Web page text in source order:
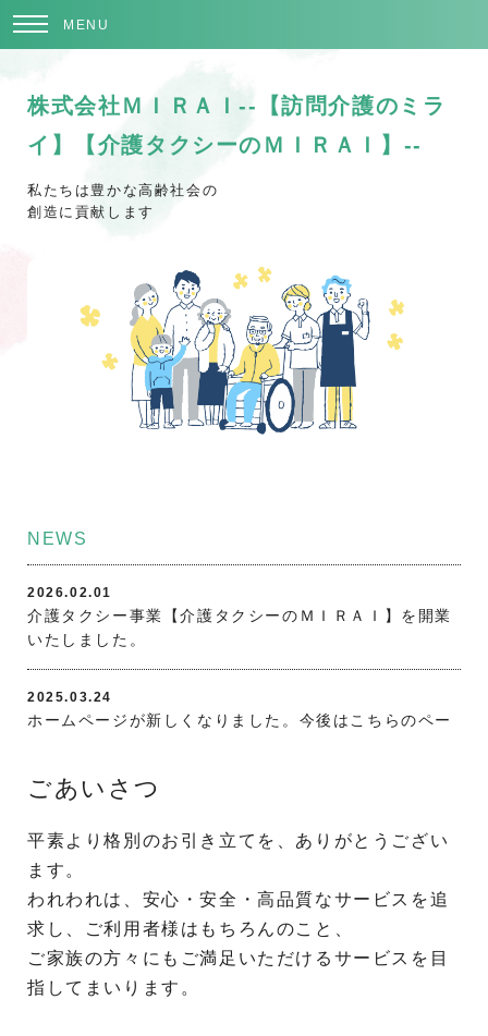
MENU
株式会社ＭＩＲＡＩ--【訪問介護のミラ
イ】【介護タクシーのＭＩＲＡＩ】--
私たちは豊かな高齢社会の
創造に貢献します
NEWS
2026.02.01
介護タクシー事業【介護タクシーのＭＩＲＡＩ】を開業
いたしました。
2025.03.24
ホームページが新しくなりました。今後はこちらのペー
ごあいさつ
平素より格別のお引き立てを、ありがとうござい
ます。
われわれは、安心・安全・高品質なサービスを追
求し、ご利用者様はもちろんのこと、
ご家族の方々にもご満足いただけるサービスを目
指してまいります。